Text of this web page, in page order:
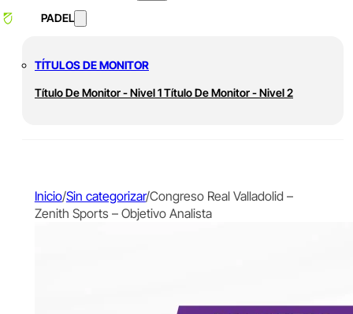
PADEL
TÍTULOS DE MONITOR
Título De Monitor - Nivel 1Título De Monitor - Nivel 2
Inicio/Sin categorizar/Congreso Real Valladolid –
Zenith Sports – Objetivo Analista